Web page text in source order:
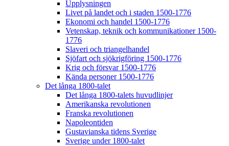
Upplysningen
Livet på landet och i staden 1500-1776
Ekonomi och handel 1500-1776
Vetenskap, teknik och kommunikationer 1500-
1776
Slaveri och triangelhandel
Sjöfart och sjökrigföring 1500-1776
Krig och försvar 1500-1776
Kända personer 1500-1776
Det långa 1800-talet
Det långa 1800-talets huvudlinjer
Amerikanska revolutionen
Franska revolutionen
Napoleontiden
Gustavianska tidens Sverige
Sverige under 1800-talet